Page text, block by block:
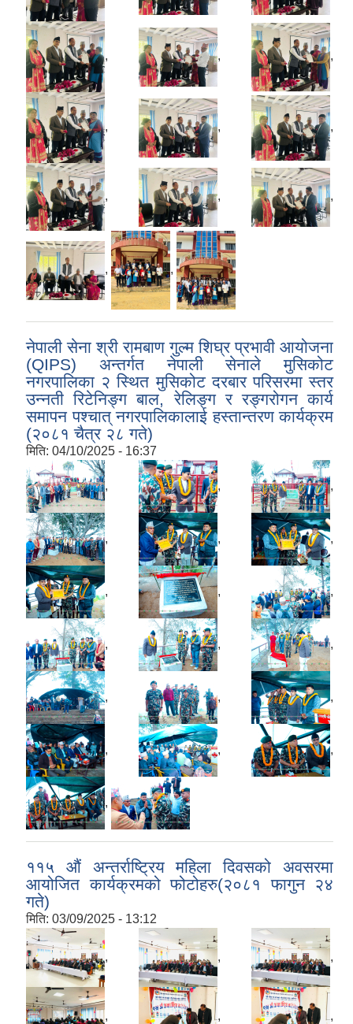
, , ,
, , ,
, , ,
, ,
नेपाली सेना श्री रामबाण गुल्म शिघ्र प्रभावी आयोजना
(QIPS) अन्तर्गत नेपाली सेनाले मुसिकोट
नगरपालिका २ स्थित मुसिकोट दरबार परिसरमा स्तर
उन्नती रिटेनिङ्ग बाल, रेलिङ्ग र रङ्गरोगन कार्य
समापन पश्चात् नगरपालिकालाई हस्तान्तरण कार्यक्रम
(२०८१ चैत्र २८ गते)
मिति: 04/10/2025 - 16:37
, , ,
, , ,
, , ,
, , ,
, , ,
, , ,
,
११५ औं अन्तर्राष्ट्रिय महिला दिवसको अवसरमा
आयोजित कार्यक्रमको फोटोहरु(२०८१ फागुन २४
गते)
मिति: 03/09/2025 - 13:12
, , ,
, , ,